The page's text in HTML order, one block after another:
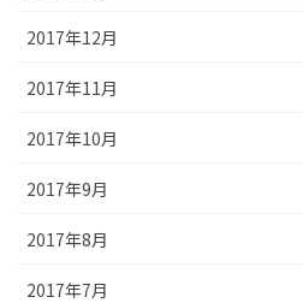
2017年12月
2017年11月
2017年10月
2017年9月
2017年8月
2017年7月